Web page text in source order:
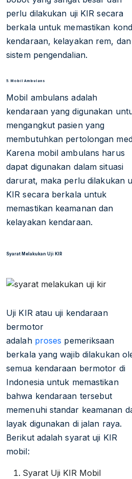
perlu dilakukan uji KIR secara
berkala untuk memastikan
kendaraan, kelayakan rem, dan
sistem pengendalian.
5. Mobil Ambulans
Mobil ambulans adalah
kendaraan yang digunakan
mengangkut pasien yang
membutuhkan pertolongan
Karena mobil ambulans harus
dapat digunakan dalam situasi
darurat, maka perlu dilakukan
KIR secara berkala untuk
memastikan keamanan dan
kelayakan kendaraan.
Syarat Melakukan Uji KIR
Uji KIR atau uji kendaraan
bermotor
adalah proses pemeriksaan
berkala yang wajib dilakukan
semua kendaraan bermotor di
Indonesia untuk memastikan
bahwa kendaraan tersebut
memenuhi standar keamanan
layak digunakan di jalan raya.
Berikut adalah syarat uji KIR
mobil:
Syarat Uji KIR Mobil